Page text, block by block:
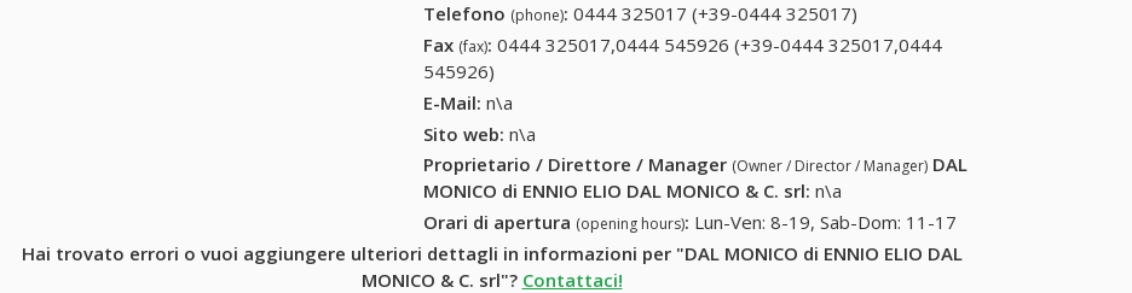
Telefono (phone): 0444 325017 (+39-0444 325017)
(+39-0444
Fax (fax): 0444 325017,0444 545926 (+39-0444 325017,0444
545926)
545926)
E-Mail: n\a
Sito web: n\a
Proprietario / Direttore / Manager (Owner / Director / Manager) DAL
MONICO di ENNIO ELIO DAL MONICO & C. srl: n\a
Orari di apertura (opening hours): Lun-Ven: 8-19, Sab-Dom: 11-17
Hai trovato errori o vuoi aggiungere ulteriori dettagli in informazioni per "DAL MONICO di ENNIO ELIO DAL
MONICO & C. srl"? Contattaci!